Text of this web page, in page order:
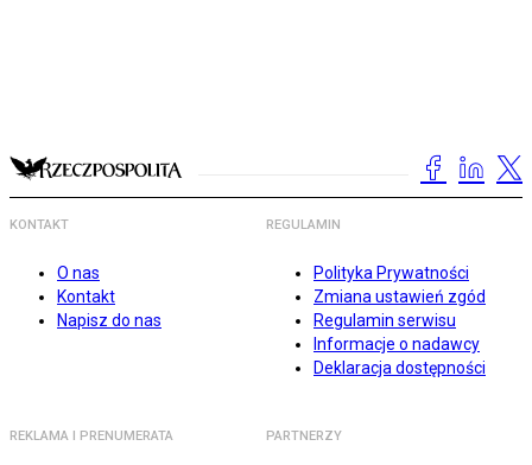
KONTAKT
O nas
Kontakt
Napisz do nas
REGULAMIN
Polityka Prywatności
Zmiana ustawień zgód
Regulamin serwisu
Informacje o nadawcy
Deklaracja dostępności
REKLAMA I PRENUMERATA PARTNERZY